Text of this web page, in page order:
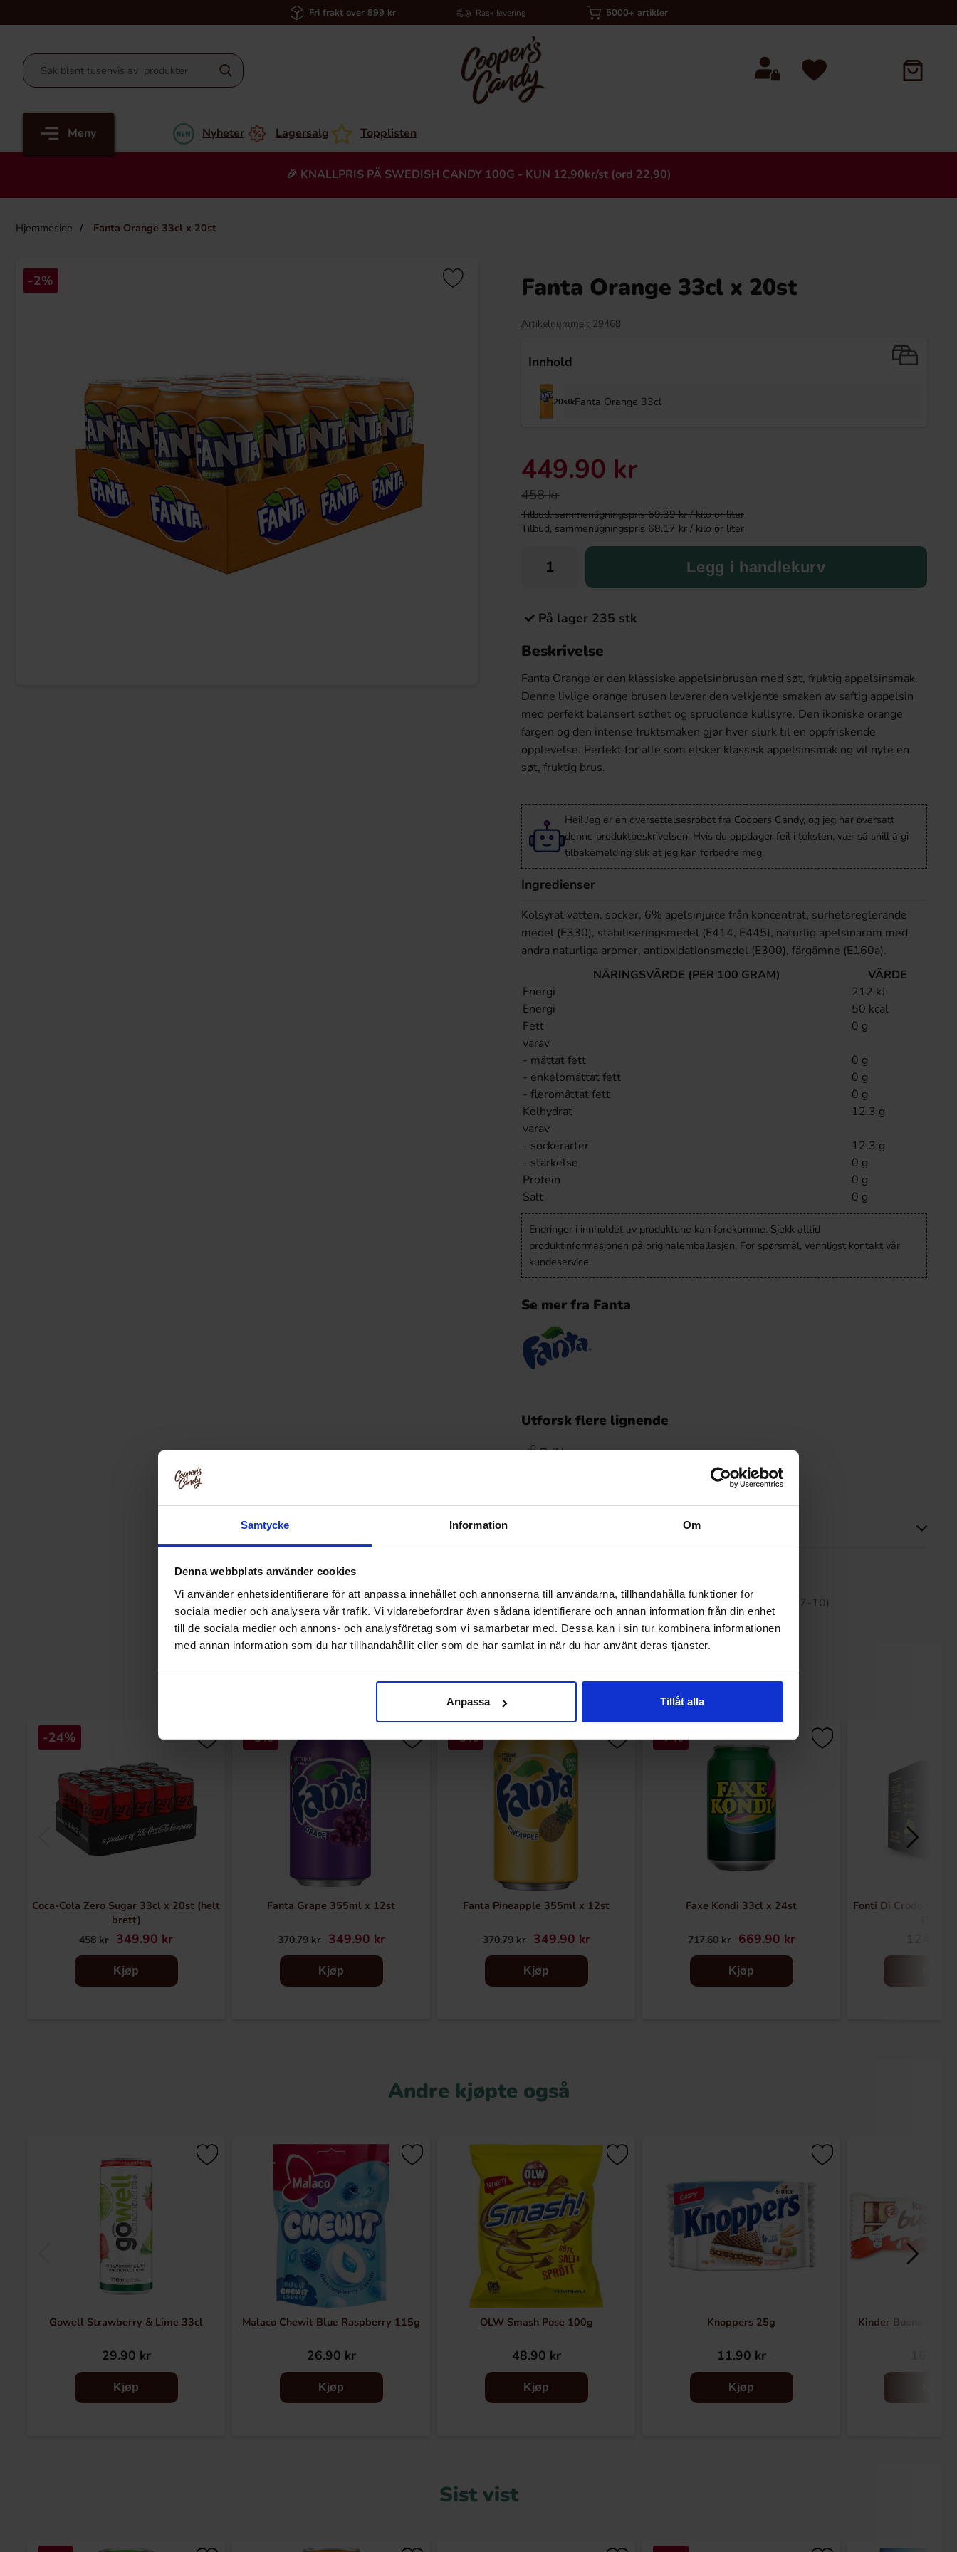
Samtycke Information Om
Denna webbplats använder cookies
Vi använder enhetsidentifierare för att anpassa innehållet och annonserna till användarna, tillhandahålla funktioner för
sociala medier och analysera vår trafik. Vi vidarebefordrar även sådana identifierare och annan information från din enhet
till de sociala medier och annons- och analysföretag som vi samarbetar med. Dessa kan i sin tur kombinera informationen
med annan information som du har tillhandahållit eller som de har samlat in när du har använt deras tjänster.
Anpassa Tillåt alla
Fri frakt over 899 kr Rask levering 5000+ artikler
Meny Nyheter Lagersalg Topplisten
🎉 KNALLPRIS PÅ SWEDISH CANDY 100G - KUN 12,90kr/st (ord 22,90)
Hjemmeside Fanta Orange 33cl x 20st
Heading
Bubs Dizzy Skalle 2,6kg Arla Mjukglassmix 2L
179.89 kr
Kinder Schoko-Bons White 200g Red Bull Green Drakfrukt 25cl
Köp
-43%
Köp
-2% Fanta Orange 33cl x 20st
Artikelnummer: 29468
Innhold
20stkFanta Orange 33cl
449.90 kr
458 kr
Tilbud, sammenligningspris 69.39 kr / kilo or liter
Tilbud, sammenligningspris 68.17 kr / kilo or liter
Legg i handlekurv
På lager 235 stk
Beskrivelse
Fanta Orange er den klassiske appelsinbrusen med søt, fruktig appelsinsmak.
Denne livlige orange brusen leverer den velkjente smaken av saftig appelsin
med perfekt balansert søthet og sprudlende kullsyre. Den ikoniske orange
fargen og den intense fruktsmaken gjør hver slurk til en oppfriskende
opplevelse. Perfekt for alle som elsker klassisk appelsinsmak og vil nyte en
søt, fruktig brus.
Hei! Jeg er en oversettelsesrobot fra Coopers Candy, og jeg har oversatt
denne produktbeskrivelsen. Hvis du oppdager feil i teksten, vær så snill å gi
tilbakemelding slik at jeg kan forbedre meg.
Ingredienser
Kolsyrat vatten, socker, 6% apelsinjuice från koncentrat, surhetsreglerande
medel (E330), stabiliseringsmedel (E414, E445), naturlig apelsinarom med
andra naturliga aromer, antioxidationsmedel (E300), färgämne (E160a).
NÄRINGSVÄRDE (PER 100 GRAM)
VÄRDE
Energi
212 kJ
Energi
50 kcal
Fett
0 g
varav
- mättat fett
0 g
- enkelomättat fett
0 g
- fleromättat fett
0 g
Kolhydrat
12.3 g
varav
- sockerarter
12.3 g
- stärkelse
0 g
Protein
0 g
Salt
0 g
Endringer i innholdet av produktene kan forekomme. Sjekk alltid
produktinformasjonen på originalemballasjen. For spørsmål, vennligst kontakt vår
kundeservice.
Se mer fra Fanta
Utforsk flere lignende
Drikke
Laveste pris de siste 30 dagene er 449.90 kr (2026-07-10)
Relaterte produkter
-24%
Coca-Cola Zero Sugar 33cl x 20st (helt
brett)
458 kr 349.90 kr
Kjøp
-6%
Fanta Grape 355ml x 12st
370.79 kr 349.90 kr
Kjøp
-6%
Fanta Pineapple 355ml x 12st
370.79 kr 349.90 kr
Kjøp
-7%
Faxe Kondi 33cl x 24st
717.60 kr 669.90 kr
Kjøp
Fonti Di Crodo
Andre kjøpte også
Gowell Strawberry & Lime 33cl
29.90 kr
Kjøp
Malaco Chewit Blue Raspberry 115g
26.90 kr
Kjøp
OLW Smash Pose 100g
48.90 kr
Kjøp
Knoppers 25g
11.90 kr
Kjøp
Kinder Bueno
Sist vist